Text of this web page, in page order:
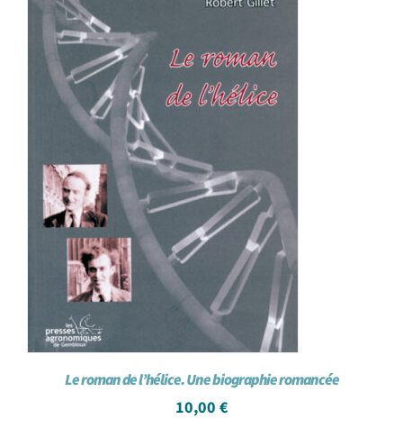
Achat en ligne
Panier WooCommerce
Le roman de l’hélice. Une biographie romancée
10,00 €